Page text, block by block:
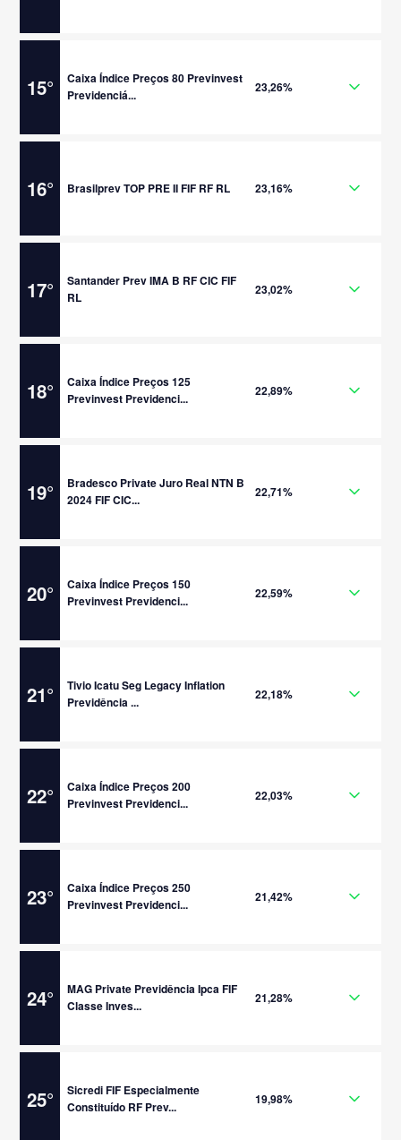
15°
Caixa Índice Preços 80 Previnvest
Previdenciá...
23,26%
16° Brasilprev TOP PRE II FIF RF RL 23,16%
17°
Santander Prev IMA B RF CIC FIF
RL
23,02%
18°
Caixa Índice Preços 125
Previnvest Previdenci...
22,89%
19°
Bradesco Private Juro Real NTN B
2024 FIF CIC...
22,71%
20°
Caixa Índice Preços 150
Previnvest Previdenci...
22,59%
21°
Tivio Icatu Seg Legacy Inflation
Previdência ...
22,18%
22°
Caixa Índice Preços 200
Previnvest Previdenci...
22,03%
23°
Caixa Índice Preços 250
Previnvest Previdenci...
21,42%
24°
MAG Private Previdência Ipca FIF
Classe Inves...
21,28%
25°
Sicredi FIF Especialmente
Constituído RF Prev...
19,98%